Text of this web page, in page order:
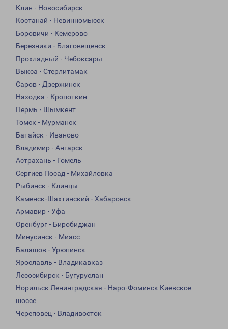
Клин - Новосибирск
Костанай - Невинномысск
Боровичи - Кемерово
Березники - Благовещенск
Прохладный - Чебоксары
Выкса - Стерлитамак
Саров - Дзержинск
Находка - Кропоткин
Пермь - Шымкент
Томск - Мурманск
Батайск - Иваново
Владимир - Ангарск
Астрахань - Гомель
Сергиев Посад - Михайловка
Рыбинск - Клинцы
Каменск-Шахтинский - Хабаровск
Армавир - Уфа
Оренбург - Биробиджан
Минусинск - Миасс
Балашов - Урюпинск
Ярославль - Владикавказ
Лесосибирск - Бугуруслан
Норильск Ленинградская - Наро-Фоминск Киевское
шоссе
Череповец - Владивосток